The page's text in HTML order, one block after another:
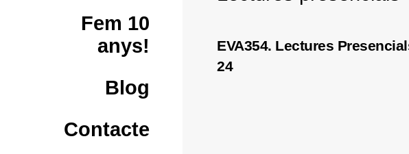
Fem 10
anys!
Blog
Contacte
EVA354. Lectures
24